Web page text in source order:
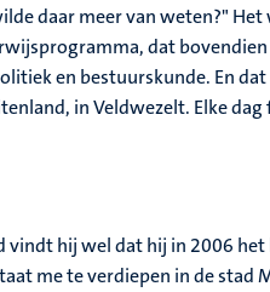
daar meer van weten?"
dat
en bestuurskunde. En
in Veldwezelt. Elke
vindt hij wel dat hij in 2006
me te verdiepen in de stad